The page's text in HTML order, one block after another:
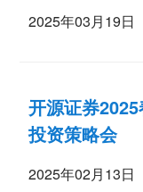
2025年03月19日
开源证券
投资策略会
2025年02月13日